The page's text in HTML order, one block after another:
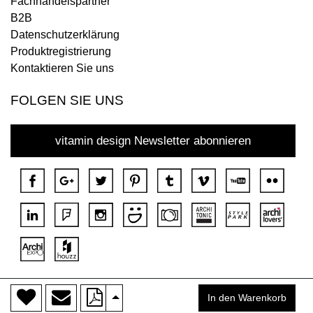
> In den Warenkorb
B2B
Datenschutzerklärung
Produktregistrierung
Kontaktieren Sie uns
FOLGEN SIE UNS
vitamin design Newsletter abonnieren
Copyright © 2018 DONA Alle Rechte vorbehalten.